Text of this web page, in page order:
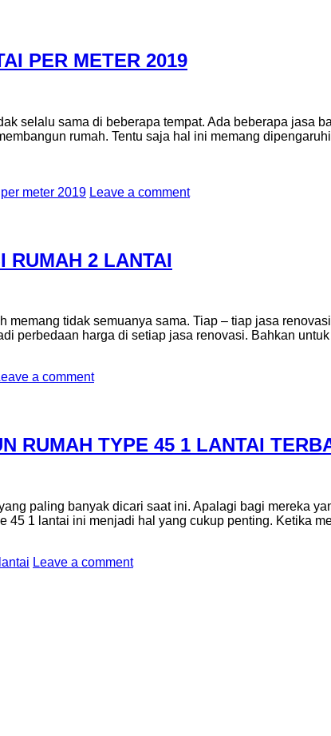
PER METER 2019
selalu sama di beberapa tempat. Ada beberapa jasa
rumah. Tentu saja hal ini memang
meter 2019 Leave a comment
RUMAH 2 LANTAI
memang tidak semuanya sama. Tiap – tiap jasa
perbedaan harga di setiap jasa renovasi. Bahkan
a comment
RUMAH TYPE 45 1 LANTAI
paling banyak dicari saat ini. Apalagi bagi mereka
45 1 lantai ini menjadi hal yang cukup penting. Ketika
Leave a comment